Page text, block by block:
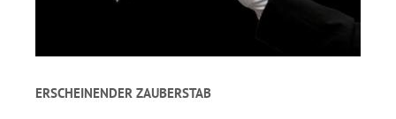
ERSCHEINENDER ZAUBERSTAB